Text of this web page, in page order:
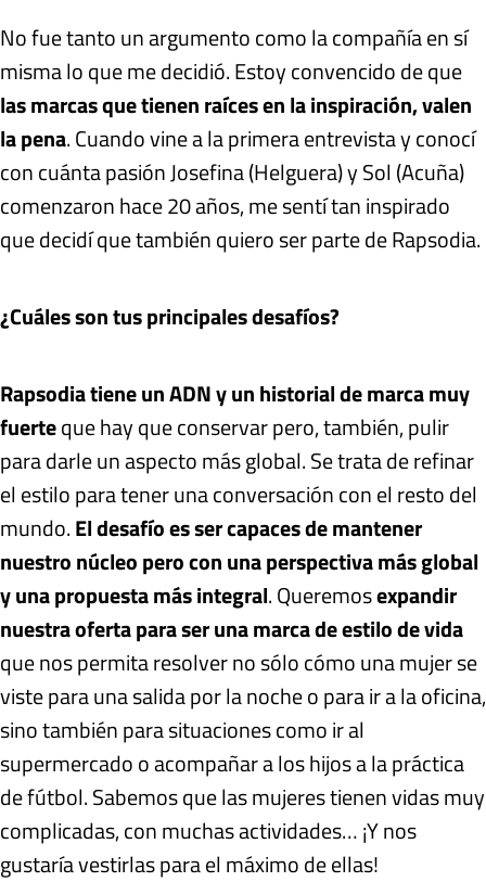
No fue tanto un argumento como la compañía en sí
misma lo que me decidió. Estoy convencido de que
las marcas que tienen raíces en la inspiración, valen
la pena. Cuando vine a la primera entrevista y conocí
con cuánta pasión Josefina (Helguera) y Sol (Acuña)
comenzaron hace 20 años, me sentí tan inspirado
que decidí que también quiero ser parte de Rapsodia.
¿Cuáles son tus principales desafíos?
Rapsodia tiene un ADN y un historial de marca muy
fuerteque hay que conservar pero, también, pulir
para darle un aspecto más global. Se trata de refinar
el estilo para tener una conversación con el resto del
mundo.El desafío es ser capaces de mantener
nuestro núcleo pero con una perspectiva más global
y una propuesta más integral. Queremosexpandir
nuestra oferta para ser una marca de estilo de vida
que nos permita resolver no sólo cómo una mujer se
viste para una salida por la noche o para ir a la oficina,
sino también para situaciones como ir al
supermercado o acompañar a los hijos a la práctica
de fútbol. Sabemos que las mujeres tienen vidas muy
complicadas, con muchas actividades… ¡Y nos
gustaría vestirlas para el máximo de ellas!